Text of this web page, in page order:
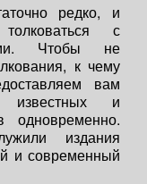
редко, и
с
Чтобы не
к чему
вам
и
одновременно.
издания
и современный